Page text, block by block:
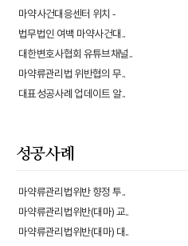
마약사건대응센터 위치 -
법무법인 여백 마약사건대..
대한변호사협회 유튜브채널..
마약류관리법 위반협의 무..
대표성공사례 업데이트 알..
성공사례
마약류관리법위반 향정 투..
마약류관리법위반(대마) 교..
마약류관리법위반(대마) 대..